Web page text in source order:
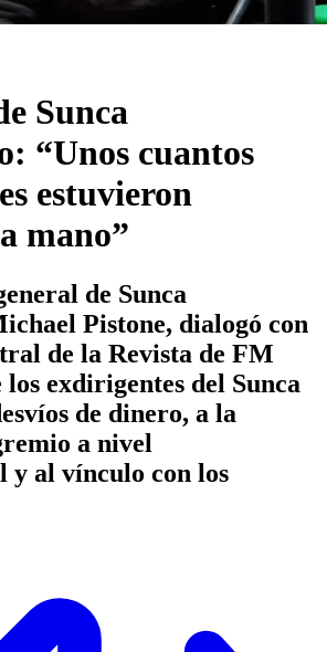
Sunca
“Unos cuantos
estuvieron
mano”
de Sunca
Pistone, dialogó con
de la Revista de FM
exdirigentes del Sunca
de dinero, a la
a nivel
y al vínculo con los